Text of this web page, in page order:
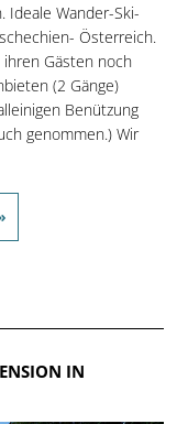
Ideale Wander-Ski-
Österreich.
Gästen noch
(2 Gänge)
Benützung
genommen.) Wir
IN